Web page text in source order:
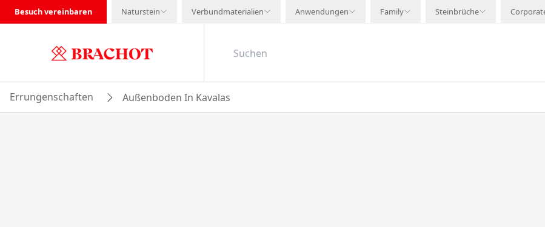
Besuch vereinbaren Naturstein Verbundmaterialien Anwendungen Family Steinbrüche
Errungenschaften Außenboden In Kavalas